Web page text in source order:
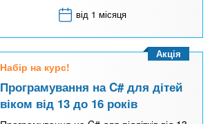
від 1 місяця
Набір на курс!
Програмування на C# для дітей
віком від 13 до 16 років
Акція